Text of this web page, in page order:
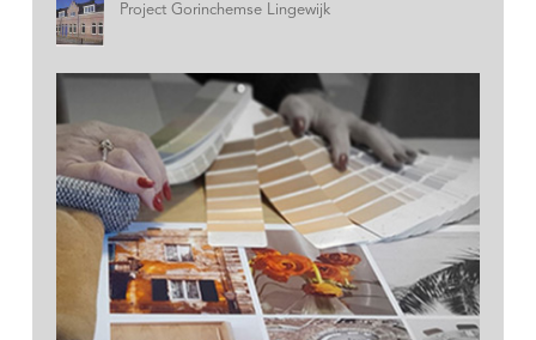
Project Gorinchemse Lingewijk